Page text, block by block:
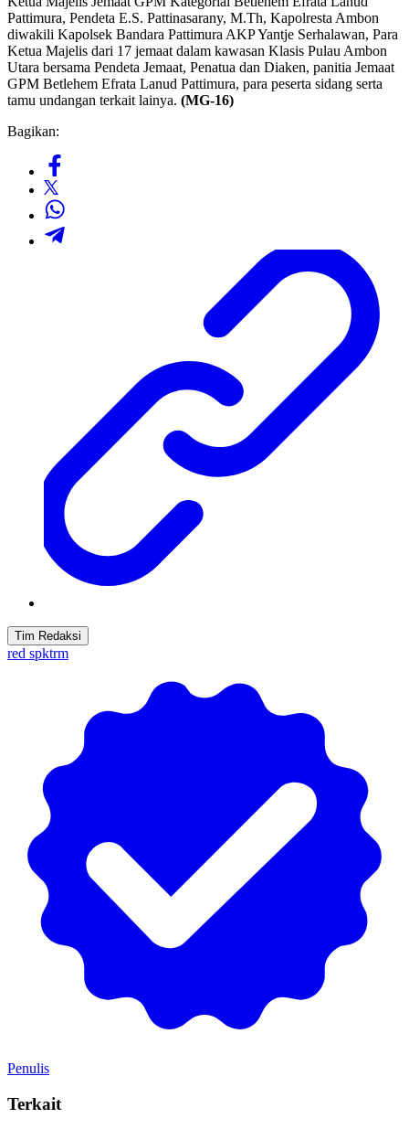
Pattimura, Pendeta E.S. Pattinasarany, M.Th, Kapolresta Ambon
diwakili Kapolsek Bandara Pattimura AKP Yantje Serhalawan, Para
Ketua Majelis dari 17 jemaat dalam kawasan Klasis Pulau Ambon
Utara bersama Pendeta Jemaat, Penatua dan Diaken, panitia Jemaat
GPM Betlehem Efrata Lanud Pattimura, para peserta sidang serta
tamu undangan terkait lainya. (MG-16)
Bagikan:
Tim Redaksi
red spktrm
Penulis
Terkait